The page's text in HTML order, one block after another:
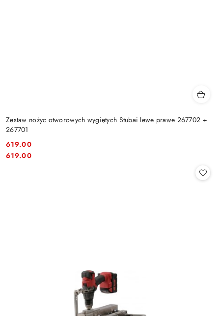
Zestaw nożyc otworowych wygiętych Stubai lewe prawe 267702 +
267701
Cena:
619.00
Cena:
619.00